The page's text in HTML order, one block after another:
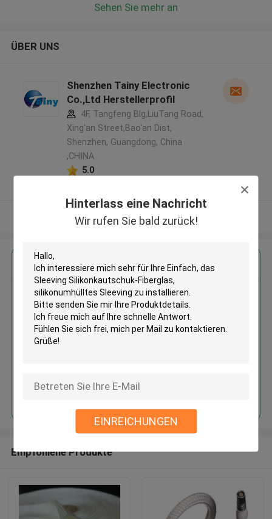
Hinterlass eine Nachricht
Wir rufen Sie bald zurück!
EINREICHUNGEN
Sehen Sie mehr an
ÜBER UNS
Shenzhen Tainy Electronic
Co.,Ltd Herstellerprofil
4F, Tangfeng Blg,LiuTang Road,
Xing'an Street,Bao'an Dist,
Shenzhen, Guangdong, China
,CHINA
5.0
Sehen Sie mehr an
Erhalten Sie den besten Preis für
Einfach, das Sleeving
Silikonkautschuk-Fiberglas,
silikonumhülltes Sleeving zu
Fortsetzen
Empfohlene Produkte